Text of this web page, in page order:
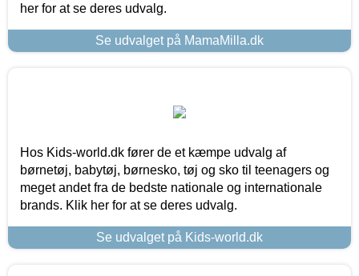
her for at se deres udvalg.
Se udvalget på MamaMilla.dk
Hos Kids-world.dk fører de et kæmpe udvalg af
børnetøj, babytøj, børnesko, tøj og sko til teenagers og
meget andet fra de bedste nationale og internationale
brands. Klik her for at se deres udvalg.
Se udvalget på Kids-world.dk